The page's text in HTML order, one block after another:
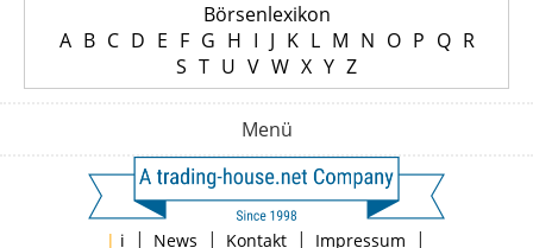
Börsenlexikon
A B C D E F G H I J K L M N O P Q R
S T U V W X Y Z
Menü
| i | News | Kontakt | Impressum |